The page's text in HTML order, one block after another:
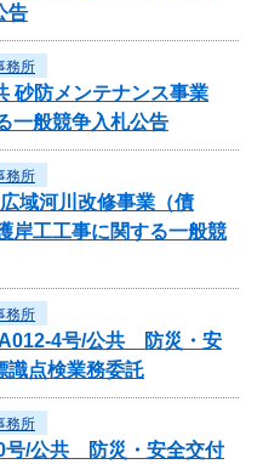
告
務所
砂防メンテナンス事業
一般競争入札公告
務所
域河川改修事業（債
岸工工事に関する一般競
務所
A012-4号/公共 防災・安
識点検業務委託
務所
号/公共 防災・安全交付